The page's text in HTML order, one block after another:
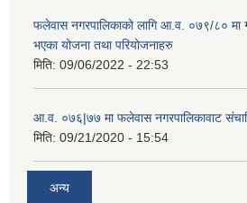
फलेवास नगरपालिकाको लागि आ.व. ०७९/८० मा
भएका योजना तथा परियोजनाहरु
मिति: 09/06/2022 - 22:53
आ.व. ०७६|७७ मा फलेवास नगरपालिकावाट
मिति: 09/21/2020 - 15:54
अन्य